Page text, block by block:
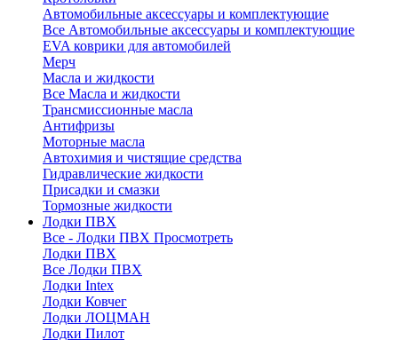
Автомобильные аксессуары и комплектующие
Все Автомобильные аксессуары и комплектующие
EVA коврики для автомобилей
Мерч
Масла и жидкости
Все Масла и жидкости
Трансмиссионные масла
Антифризы
Моторные масла
Автохимия и чистящие средства
Гидравлические жидкости
Присадки и смазки
Тормозные жидкости
Лодки ПВХ
Все - Лодки ПВХ Просмотреть
Лодки ПВХ
Все Лодки ПВХ
Лодки Intex
Лодки Ковчег
Лодки ЛОЦМАН
Лодки Пилот